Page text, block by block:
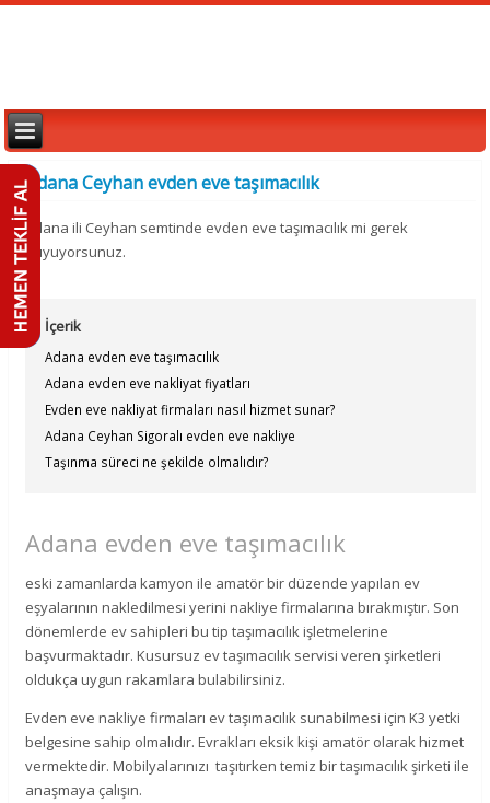
Adana Ceyhan evden eve taşımacılık
Adana ili Ceyhan semtinde evden eve taşımacılık mi gerek
duyuyorsunuz.
İçerik
Adana evden eve taşımacılık
Adana evden eve nakliyat fiyatları
Evden eve nakliyat firmaları nasıl hizmet sunar?
Adana Ceyhan Sigoralı evden eve nakliye
Taşınma süreci ne şekilde olmalıdır?
Adana evden eve taşımacılık
eski zamanlarda kamyon ile amatör bir düzende yapılan ev
eşyalarının nakledilmesi yerini nakliye firmalarına bırakmıştır. Son
dönemlerde ev sahipleri bu tip taşımacılık işletmelerine
başvurmaktadır. Kusursuz ev taşımacılık servisi veren şirketleri
oldukça uygun rakamlara bulabilirsiniz.
Evden eve nakliye firmaları ev taşımacılık sunabilmesi için K3 yetki
belgesine sahip olmalıdır. Evrakları eksik kişi amatör olarak hizmet
vermektedir. Mobilyalarınızı taşıtırken temiz bir taşımacılık şirketi ile
anaşmaya çalışın.